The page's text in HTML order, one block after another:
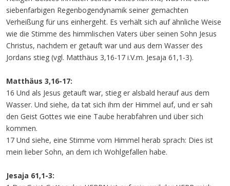
siebenfarbigen Regenbogendynamik seiner gemachten
Verheißung für uns einhergeht. Es verhält sich auf ähnliche Weise
wie die Stimme des himmlischen Vaters über seinen Sohn Jesus
Christus, nachdem er getauft war und aus dem Wasser des
Jordans stieg (vgl. Matthäus 3,16-17 i.V.m. Jesaja 61,1-3).
Matthäus 3,16-17:
16 Und als Jesus getauft war, stieg er alsbald herauf aus dem
Wasser. Und siehe, da tat sich ihm der Himmel auf, und er sah
den Geist Gottes wie eine Taube herabfahren und über sich
kommen.
17 Und siehe, eine Stimme vom Himmel herab sprach: Dies ist
mein lieber Sohn, an dem ich Wohlgefallen habe.
Jesaja 61,1-3: